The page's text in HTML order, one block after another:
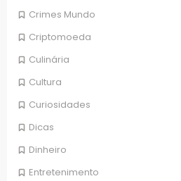
Crimes Mundo
Criptomoeda
Culinária
Cultura
Curiosidades
Dicas
Dinheiro
Entretenimento